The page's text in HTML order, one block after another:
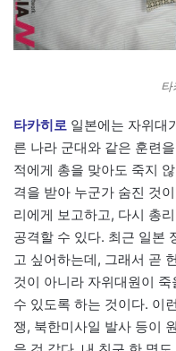
타
타카히로 일본에는 자위대
른 나라 군대와 같은 훈련
적에게 총을 맞아도 죽지
격을 받아 누군가 숨진 것
리에게 보고하고, 다시 총
공격할 수 있다. 최근 일본
고 싶어하는데, 그래서 곧
것이 아니라 자위대원이
수 있도록 하는 것이다. 이
쟁, 북한미사일 발사 등이